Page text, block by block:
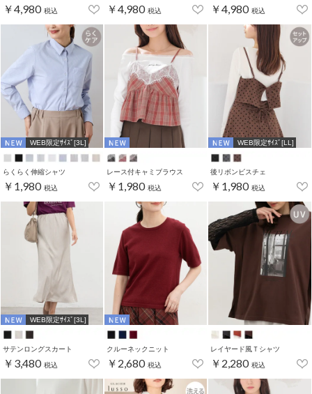
￥4,980 税込 ￥4,980 税込 ￥4,980 税込
WEB限定ｻｲｽﾞ[3L]
らくらく伸縮シャツ
￥1,980 税込
レース付キャミブラウス
￥1,980 税込
WEB限定ｻｲｽﾞ[LL]
後リボンビスチェ
￥1,980 税込
WEB限定ｻｲｽﾞ[3L]
サテンロングスカート
￥3,480 税込
クルーネックニット
￥2,680 税込
レイヤード風Ｔシャツ
￥2,280 税込